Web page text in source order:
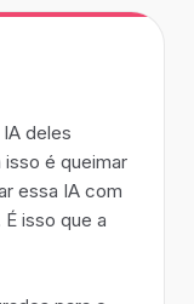
deles
isso é queimar
essa IA com
isso que a